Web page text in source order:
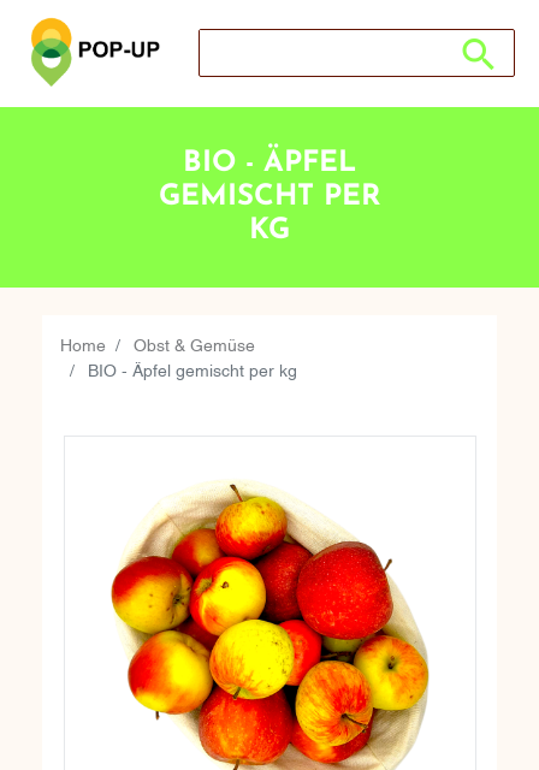
Suche nach: Zum Beispiel Wein, Fleisch,
Suche
BIO - ÄPFEL
GEMISCHT PER
KG
Home Obst & Gemüse
BIO - Äpfel gemischt per kg